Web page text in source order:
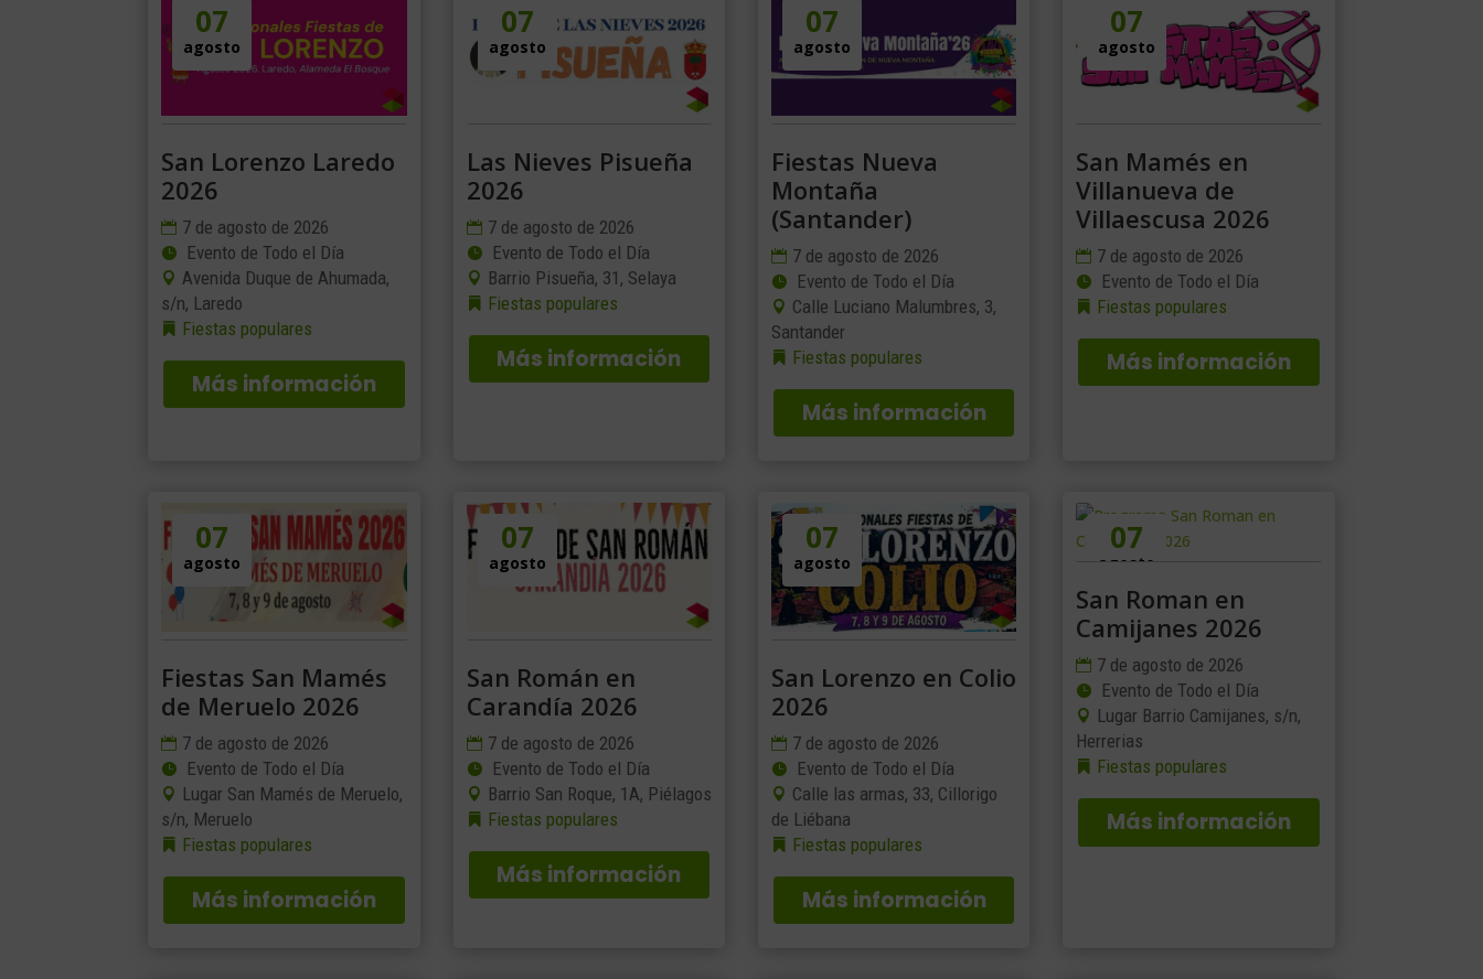
07
agosto
San Lorenzo Laredo
2026
7 de agosto de 2026
Evento de Todo el Día
Avenida Duque de Ahumada,
s/n, Laredo
Fiestas populares
Más información
07
agosto
Las Nieves Pisueña
2026
7 de agosto de 2026
Evento de Todo el Día
Barrio Pisueña, 31, Selaya
Fiestas populares
Más información
07
agosto
Fiestas Nueva
Montaña
(Santander)
7 de agosto de 2026
Evento de Todo el Día
Calle Luciano Malumbres, 3,
Santander
Fiestas populares
Más información
07
agosto
San Mamés en
Villanueva de
Villaescusa 2026
7 de agosto de 2026
Evento de Todo el Día
Fiestas populares
Más información
07
agosto
Fiestas San Mamés
de Meruelo 2026
7 de agosto de 2026
Evento de Todo el Día
Lugar San Mamés de Meruelo,
s/n, Meruelo
Fiestas populares
Más información
07
agosto
San Román en
Carandía 2026
7 de agosto de 2026
Evento de Todo el Día
Barrio San Roque, 1A, Piélagos
Fiestas populares
Más información
07
agosto
San Lorenzo en Colio
2026
7 de agosto de 2026
Evento de Todo el Día
Calle las armas, 33, Cillorigo
de Liébana
Fiestas populares
Más información
07
agosto
San Roman en
Camijanes 2026
7 de agosto de 2026
Evento de Todo el Día
Lugar Barrio Camijanes, s/n,
Herrerias
Fiestas populares
Más información